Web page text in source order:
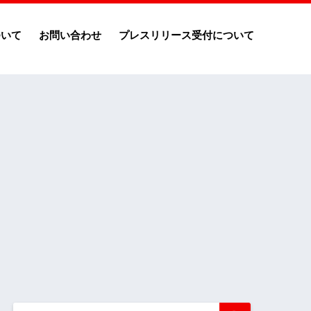
て お問い合わせ プレスリリース受付について